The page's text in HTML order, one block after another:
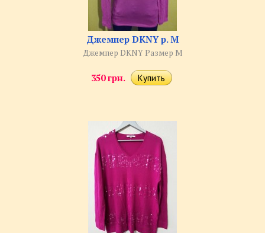
Джемпер DKNY р. M
Джемпер DKNY Размер M
350 грн.